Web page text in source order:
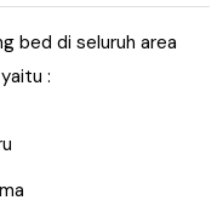
bed di seluruh area
yaitu :